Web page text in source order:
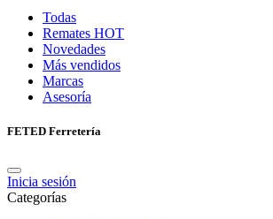
Todas
Remates HOT
Novedades
Más vendidos
Marcas
Asesoría
FETED Ferretería
Inicia sesión
Categorías